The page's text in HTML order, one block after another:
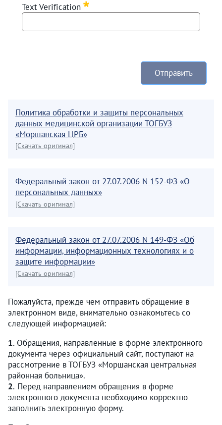
Text Verification
Отправить
Политика обработки и защиты персональных
данных медицинской организации ТОГБУЗ
«Моршанская ЦРБ»
[Скачать оригинал]
Федеральный закон от 27.07.2006 N 152-ФЗ «О
персональных данных»
[Скачать оригинал]
Федеральный закон от 27.07.2006 N 149-ФЗ «Об
информации, информационных технологиях и о
защите информации»
[Скачать оригинал]
Пожалуйста, прежде чем отправить обращение в
электронном виде, внимательно ознакомьтесь со
следующей информацией:
1. Обращения, направленные в форме электронного
документа через официальный сайт, поступают на
рассмотрение в ТОГБУЗ «Моршанская центральная
районная больница».
2. Перед направлением обращения в форме
электронного документа необходимо корректно
заполнить электронную форму.